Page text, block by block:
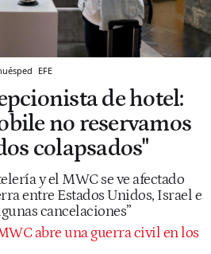
EFE
de hotel:
no reservamos
colapsados"
y el MWC se ve afectado
entre Estados Unidos, Israel e
cancelaciones”
abre una guerra civil en los